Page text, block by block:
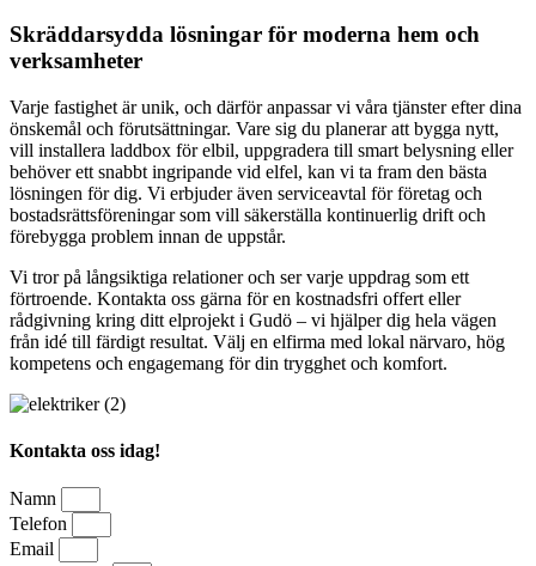
Skräddarsydda lösningar för moderna hem och
verksamheter
Varje fastighet är unik, och därför anpassar vi våra tjänster efter dina
önskemål och förutsättningar. Vare sig du planerar att bygga nytt,
vill installera laddbox för elbil, uppgradera till smart belysning eller
behöver ett snabbt ingripande vid elfel, kan vi ta fram den bästa
lösningen för dig. Vi erbjuder även serviceavtal för företag och
bostadsrättsföreningar som vill säkerställa kontinuerlig drift och
förebygga problem innan de uppstår.
Vi tror på långsiktiga relationer och ser varje uppdrag som ett
förtroende. Kontakta oss gärna för en kostnadsfri offert eller
rådgivning kring ditt elprojekt i Gudö – vi hjälper dig hela vägen
från idé till färdigt resultat. Välj en elfirma med lokal närvaro, hög
kompetens och engagemang för din trygghet och komfort.
Kontakta oss idag!
Namn
Telefon
Email